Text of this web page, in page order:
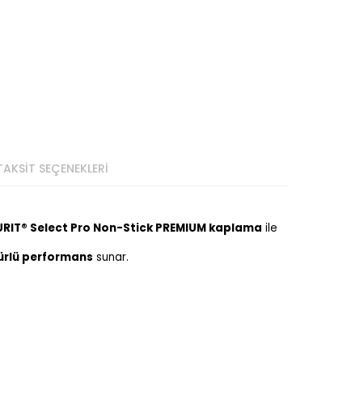
SEÇENEKLERİ
Select Pro Non-Stick PREMIUM kaplama ile
performans sunar.